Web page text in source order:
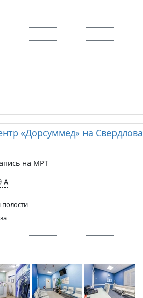
«Дорсуммед» на Свердлова
на МРТ
А